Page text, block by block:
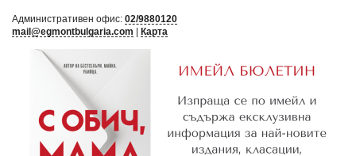
Административен офис: 02/9880120
mail@egmontbulgaria.com
Карта